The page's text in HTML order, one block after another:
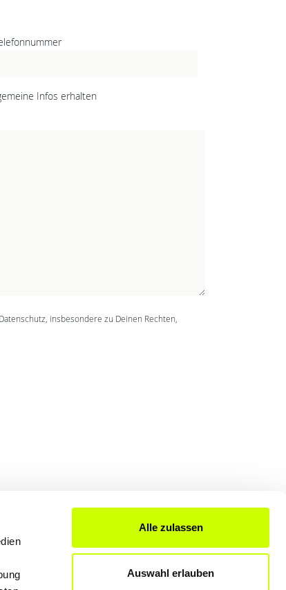
Alle zulassen
Auswahl erlauben
Infos erhalten
insbesondere zu Deinen Rechten,
FÜR UNTERNEHMER